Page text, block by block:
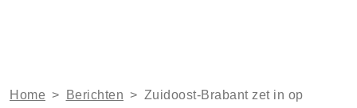
Home > Berichten > Zuidoost-Brabant zet in op